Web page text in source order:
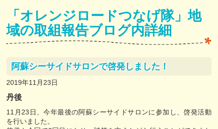
「オレンジロードつなげ隊」地
域の取組報告ブログ内詳細
阿蘇シーサイドサロンで啓発しました！
2019年11月23日
丹後
11月23日、今年最後の阿蘇シーサイドサロンに参加し、啓発活動
を行いました。